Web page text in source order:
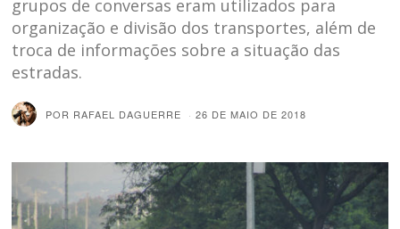
grupos de conversas eram utilizados para
organização e divisão dos transportes, além de
troca de informações sobre a situação das
estradas.
POR RAFAEL DAGUERRE 26 DE MAIO DE 2018